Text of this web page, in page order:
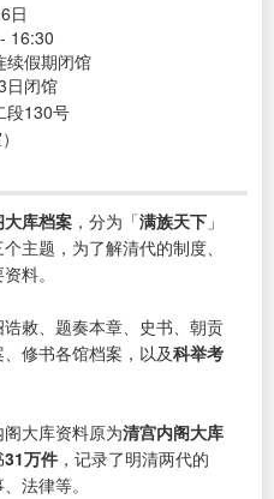
日
16:30
续假期闭馆
日闭馆
段130号
大库档案 ，分为「满族天下 」
个主题，为了解清代的制度、
料。
诰敕、题奏本章、史书、朝贡
、修书各馆档案，以及科举考
大库资料原为清宫内阁大库
31万件 ，记录了明清两代的
法律等。